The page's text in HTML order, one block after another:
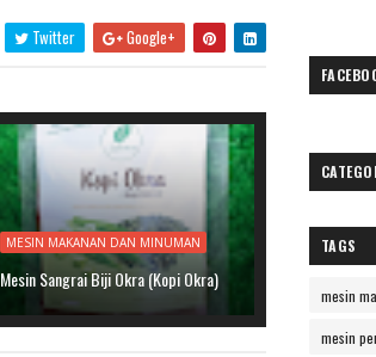
Twitter Google+
MESIN MAKANAN DAN MINUMAN
Mesin Sangrai Biji Okra (Kopi Okra)
TAGS
mesin
mesin